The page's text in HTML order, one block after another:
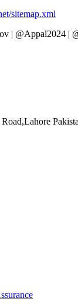
sitemap.xml
| @Appal2024 |